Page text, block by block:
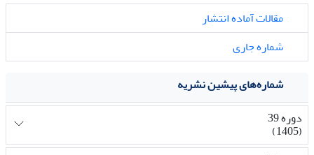
مقالات آماده انتشار
شماره جاری
شماره‌های پیشین نشریه
دوره 39
(1405)